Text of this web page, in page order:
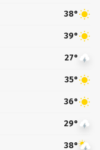
38°
39°
27°
35°
36°
29°
38°